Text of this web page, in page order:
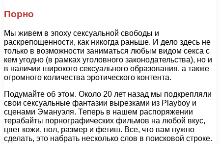
Порно
Мы живем в эпоху сексуальной свободы и
раскрепощенности, как никогда раньше. И дело здесь не
только в возможности заниматься любым видом секса с
кем угодно (в рамках уголовного законодательства), но и
в наличии широкого сексуального образования, а также
огромного количества эротического контента.
Подумайте об этом. Около 20 лет назад мы подкрепляли
свои сексуальные фантазии вырезками из Playboy и
сценами Эмануэля. Теперь в нашем распоряжении
терабайты порнографических фильмов на любой вкус,
цвет кожи, пол, размер и фетиш. Все, что вам нужно
сделать, это набрать несколько слов в поисковой строке.